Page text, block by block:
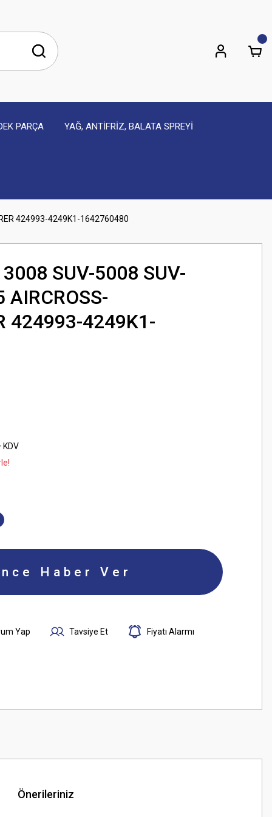
PARÇA YAĞ, ANTİFRİZ, BALATA SPREYİ
424993-4249K1-1642760480
3008 SUV-5008 SUV-
AIRCROSS-
424993-4249K1-
KDV
Haber Ver
Yap Tavsiye Et Fiyatı Alarmı
Önerileriniz